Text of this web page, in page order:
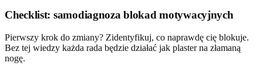
Checklist: samodiagnoza blokad motywacyjnych
Pierwszy krok do zmiany? Zidentyfikuj, co naprawdę cię blokuje.
Bez tej wiedzy każda rada będzie działać jak plaster na złamaną
nogę.